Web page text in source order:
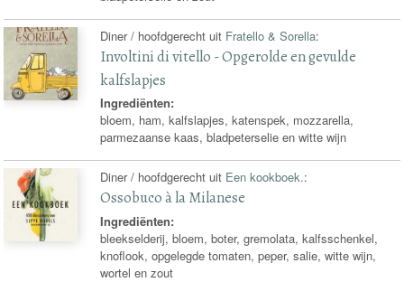
Diner / hoofdgerecht uit Fratello & Sorella:
Involtini di vitello - Opgerolde en gevulde
kalfslapjes
Ingrediënten:
bloem, ham, kalfslapjes, katenspek, mozzarella,
parmezaanse kaas, bladpeterselie en witte wijn
Diner / hoofdgerecht uit Een kookboek.:
Ossobuco à la Milanese
Ingrediënten:
bleekselderij, bloem, boter, gremolata, kalfsschenkel,
knoflook, opgelegde tomaten, peper, salie, witte wijn,
wortel en zout